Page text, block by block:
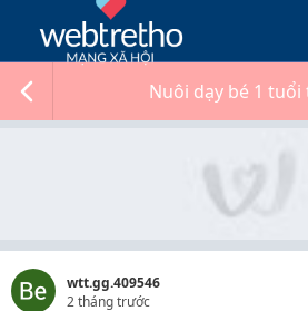
Nuôi dạy bé 1 tuổi
wtt.gg.409546
2 tháng trước